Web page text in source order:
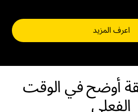
اعرف المزيد
أوضح في الوقت